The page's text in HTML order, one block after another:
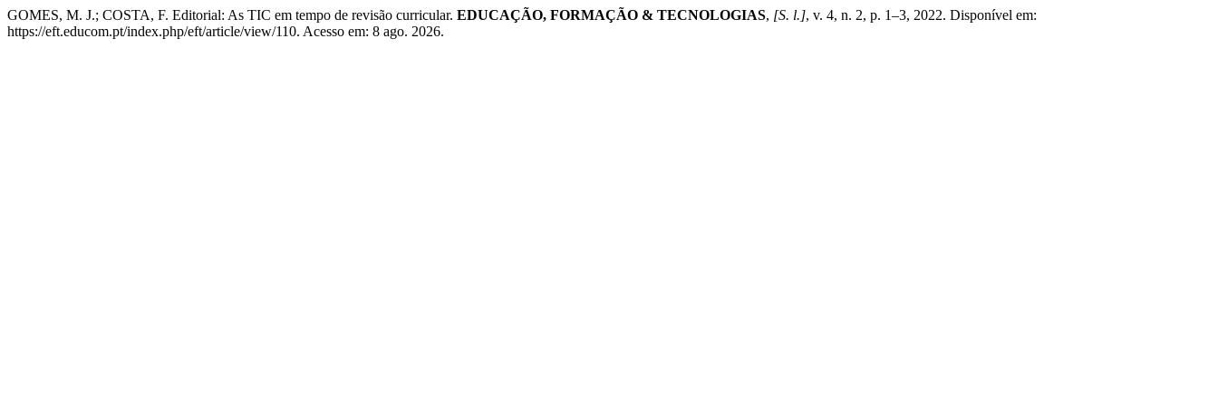
GOMES, M. J.; COSTA, F. Editorial: As TIC em tempo de revisão curricular. EDUCAÇÃO, FORMAÇÃO & TECNOLOGIAS, [S. l.], v. 4, n. 2, p. 1–3, 2022. Disponível em:
https://eft.educom.pt/index.php/eft/article/view/110. Acesso em: 8 ago. 2026.